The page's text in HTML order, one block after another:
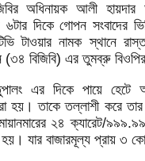
অধিনায়ক আলী
দিকে গোপন সংবাদের
টাওয়ার নামক স্থানে
(৩৪ বিজিবি) এর তুমব্রু
এর দিকে পায়ে হেটে
তাকে তল্লাশী করে তার
২৪ ক্যারেট/
যার বাজারমূল্য প্রায় ৩